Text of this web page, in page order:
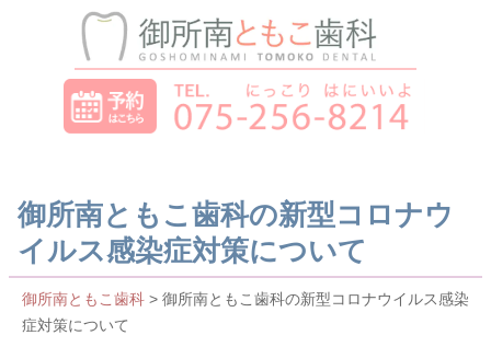
御所南ともこ歯科の新型コロナウ
イルス感染症対策について
御所南ともこ歯科 > 御所南ともこ歯科の新型コロナウイルス感染
症対策について